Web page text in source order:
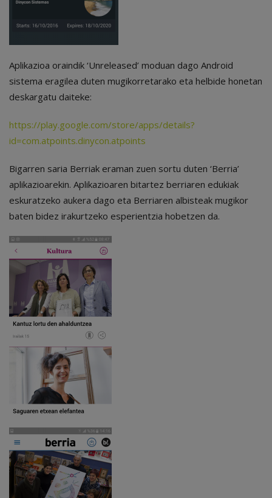
Aplikazioa oraindik ‘Unreleased’ moduan dago Android
sistema eragilea duten mugikorretarako eta helbide honetan
deskargatu daiteke:
https://play.google.com/store/apps/details?
id=com.atpoints.dinycon.atpoints
Bigarren saria Berriak eraman zuen sortu duten ‘Berria’
aplikazioarekin. Aplikazioaren bitartez berriaren edukiak
eskuratzeko aukera dago eta Berriaren albisteak mugikor
baten bidez irakurtzeko esperientzia hobetzen da.